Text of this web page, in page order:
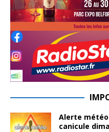
Alerte
canicule